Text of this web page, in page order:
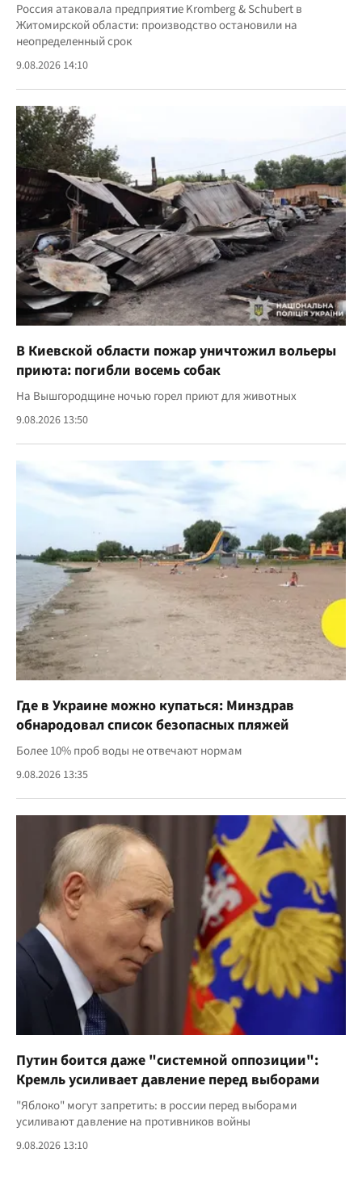
Россия атаковала предприятие Kromberg & Schubert в
Житомирской области: производство остановили на
неопределенный срок
9.08.2026 14:10
В Киевской области пожар уничтожил вольеры
приюта: погибли восемь собак
На Вышгородщине ночью горел приют для животных
9.08.2026 13:50
Где в Украине можно купаться: Минздрав
обнародовал список безопасных пляжей
Более 10% проб воды не отвечают нормам
9.08.2026 13:35
Путин боится даже "системной оппозиции":
Кремль усиливает давление перед выборами
"Яблоко" могут запретить: в россии перед выборами
усиливают давление на противников войны
9.08.2026 13:10